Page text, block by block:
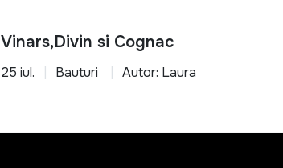
Vinars,Divin si Cognac
25 iul. Bauturi Autor: Laura